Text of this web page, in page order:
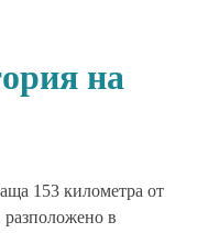
на
153 километра от
в